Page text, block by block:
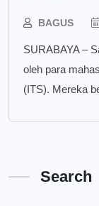
BAGUS
SURABAYA –
oleh para
(ITS). Mereka
Search